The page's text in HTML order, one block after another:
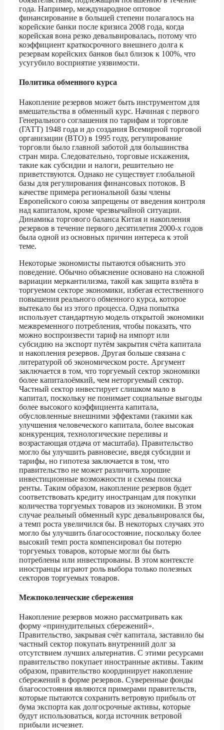
года. Например, международное оптовое
финансирование в большей степени полагалось на
корейские банки после кризиса 2008 года, когда
корейская вона резко девальвировалась, потому что
коэффициент краткосрочного внешнего долга к
резервам корейских банков был близок к 100%, что
усугубило восприятие уязвимости.
Политика обменного курса
Накопление резервов может быть инструментом для
вмешательства в обменный курс. Начиная с первого
Генерального соглашения по тарифам и торговле
(ГАТТ) 1948 года и до создания Всемирной торговой
организации (ВТО) в 1995 году, регулирование
торговли было главной заботой для большинства
стран мира. Следовательно, торговые искажения,
такие как субсидии и налоги, решительно не
приветствуются. Однако не существует глобальной
базы для регулирования финансовых потоков. В
качестве примера региональной базы члены
Европейского союза запрещены от введения контроля
над капиталом, кроме чрезвычайной ситуации.
Динамика торгового баланса Китая и накопления
резервов в течение первого десятилетия 2000-х годов
была одной из основных причин интереса к этой
теме.
Некоторые экономисты пытаются объяснить это
поведение. Обычно объяснение основано на сложной
вариации меркантилизма, такой как защита взлёта в
торгуемом секторе экономики, избегая естественного
повышения реального обменного курса, которое
вытекало бы из этого процесса. Одна попытка
использует стандартную модель открытой экономики
межвременного потребления, чтобы показать, что
можно воспроизвести тариф на импорт или
субсидию на экспорт путём закрытия счёта капитала
и накопления резервов. Другая больше связана с
литературой об экономическом росте. Аргумент
заключается в том, что торгуемый сектор экономики
более капиталоёмкий, чем неторгуемый сектор.
Частный сектор инвестирует слишком мало в
капитал, поскольку не понимает социальные выгоды
более высокого коэффициента капитала,
обусловленные внешними эффектами (такими как
улучшения человеческого капитала, более высокая
конкуренция, технологические переливы и
возрастающая отдача от масштаба). Правительство
могло бы улучшить равновесие, введя субсидии и
тарифы, но гипотеза заключается в том, что
правительство не может различить хорошие
инвестиционные возможности и схемы поиска
ренты. Таким образом, накопление резервов будет
соответствовать кредиту иностранцам для покупки
количества торгуемых товаров из экономики. В этом
случае реальный обменный курс девальвировался бы,
а темп роста увеличился бы. В некоторых случаях это
могло бы улучшить благосостояние, поскольку более
высокий темп роста компенсировал бы потерю
торгуемых товаров, которые могли бы быть
потреблены или инвестированы. В этом контексте
иностранцы играют роль выбора только полезных
секторов торгуемых товаров.
Межпоколенческие сбережения
Накопление резервов можно рассматривать как
форму «принудительных сбережений».
Правительство, закрывая счёт капитала, заставило бы
частный сектор покупать внутренний долг за
отсутствием лучших альтернатив. С этими ресурсами
правительство покупает иностранные активы. Таким
образом, правительство координирует накопление
сбережений в форме резервов. Суверенные фонды
благосостояния являются примерами правительств,
которые пытаются сохранить ветровую прибыль от
бума экспорта как долгосрочные активы, которые
будут использоваться, когда источник ветровой
прибыли исчезнет.